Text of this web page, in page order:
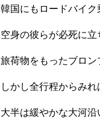
韓国にもロードバイ
空身の彼らが必死に
旅荷物をもったブロ
しかし全行程からみ
大半は緩やかな大河